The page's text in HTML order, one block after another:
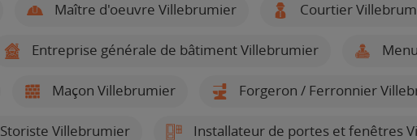
Maître d'oeuvre Villebrumier Courtier
Entreprise générale de bâtiment Villebrumier
Maçon Villebrumier Forgeron / Ferronnier
Storiste Villebrumier Installateur de portes et fenêtres